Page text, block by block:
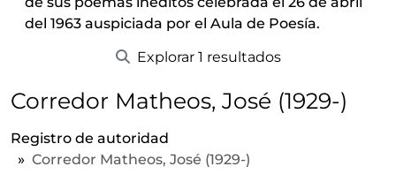
del 1963 auspiciada por el Aula de Poesía.
Explorar 1 resultados
Corredor Matheos, José (1929-)
Registro de autoridad
Corredor Matheos, José (1929-)